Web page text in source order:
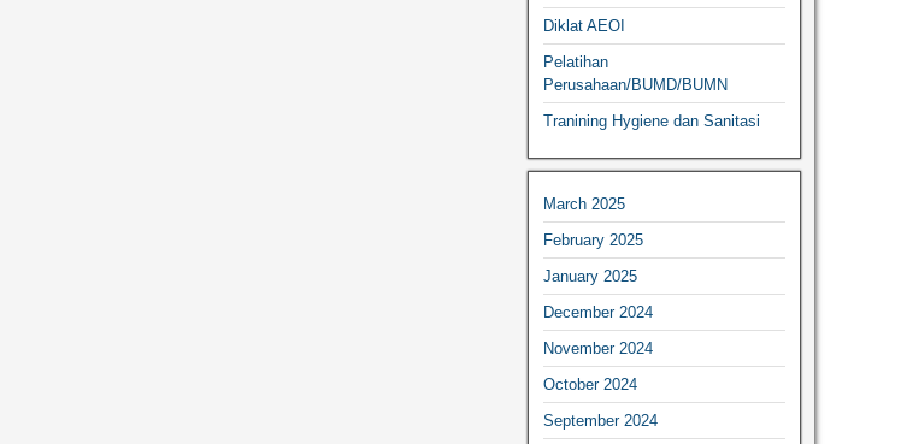
Diklat AEOI
Pelatihan
Perusahaan/BUMD/BUMN
Tranining Hygiene dan Sanitasi
March 2025
February 2025
January 2025
December 2024
November 2024
October 2024
September 2024